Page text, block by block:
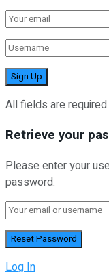
All fields are required.
Retrieve your
Please enter your
password.
Log In